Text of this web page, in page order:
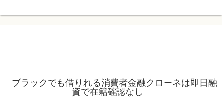
ブラックでも借りれる消費者金融クローネは即日融
資で在籍確認なし